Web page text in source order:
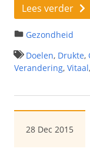
Lees verder
Gezondheid
Doelen, Drukte,
Verandering, Vitaal,
28 Dec 2015